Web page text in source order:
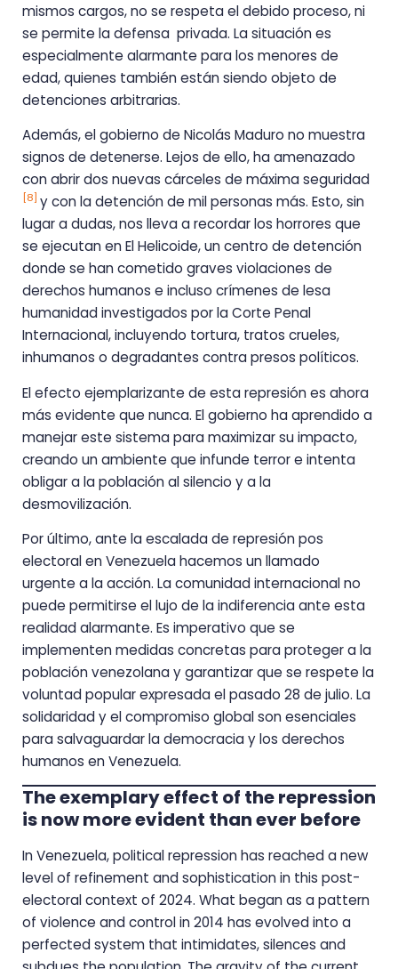
mismos cargos, no se respeta el debido proceso, ni
se permite la defensa privada. La situación es
especialmente alarmante para los menores de
edad, quienes también están siendo objeto de
detenciones arbitrarias.
Además, el gobierno de Nicolás Maduro no muestra
signos de detenerse. Lejos de ello, ha amenazado
con abrir dos nuevas cárceles de máxima seguridad
[8] y con la detención de mil personas más. Esto, sin
lugar a dudas, nos lleva a recordar los horrores que
se ejecutan en El Helicoide, un centro de detención
donde se han cometido graves violaciones de
derechos humanos e incluso crímenes de lesa
humanidad investigados por la Corte Penal
Internacional, incluyendo tortura, tratos crueles,
inhumanos o degradantes contra presos políticos.
El efecto ejemplarizante de esta represión es ahora
más evidente que nunca. El gobierno ha aprendido a
manejar este sistema para maximizar su impacto,
creando un ambiente que infunde terror e intenta
obligar a la población al silencio y a la
desmovilización.
Por último, ante la escalada de represión pos
electoral en Venezuela hacemos un llamado
urgente a la acción. La comunidad internacional no
puede permitirse el lujo de la indiferencia ante esta
realidad alarmante. Es imperativo que se
implementen medidas concretas para proteger a la
población venezolana y garantizar que se respete la
voluntad popular expresada el pasado 28 de julio. La
solidaridad y el compromiso global son esenciales
para salvaguardar la democracia y los derechos
humanos en Venezuela.
The exemplary effect of the repression
is now more evident than ever before
In Venezuela, political repression has reached a new
level of refinement and sophistication in this post-
electoral context of 2024. What began as a pattern
of violence and control in 2014 has evolved into a
perfected system that intimidates, silences and